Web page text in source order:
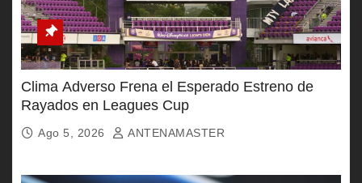
Clima Adverso Frena el Esperado Estreno de
Rayados en Leagues Cup
Ago 5, 2026 ANTENAMASTER